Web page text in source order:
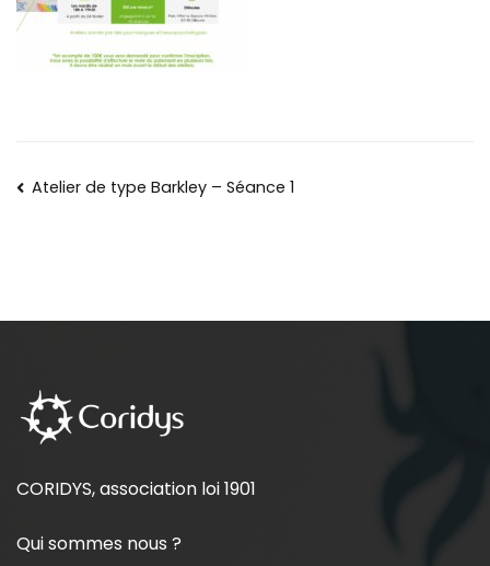
Atelier de type Barkley – Séance 1
CORIDYS, association loi 1901
Qui sommes nous ?